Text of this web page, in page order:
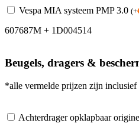
Vespa MIA systeem PMP 3.0 (+
607687M + 1D004514
Beugels, dragers &
*alle vermelde prijzen zijn inclusief
Achterdrager opklapbaar